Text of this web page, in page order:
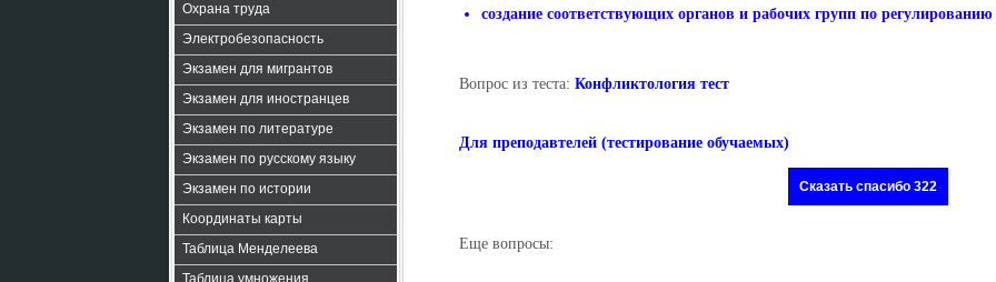
Охрана труда
Электробезопасность
Экзамен для мигрантов
Экзамен для иностранцев
Экзамен по литературе
Экзамен по русскому языку
Экзамен по истории
Координаты карты
Таблица Менделеева
Таблица умножения
создание соответствующих органов и рабочих групп по
Вопрос из теста: Конфликтология тест
Для преподавтелей (тестирование обучаемых)
Сказать спасибо 322
Еще вопросы: